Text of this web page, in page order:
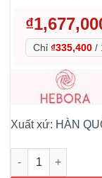
₫
Chỉ ₫335,400 /
Xuất xứ: HÀN
Nước uống